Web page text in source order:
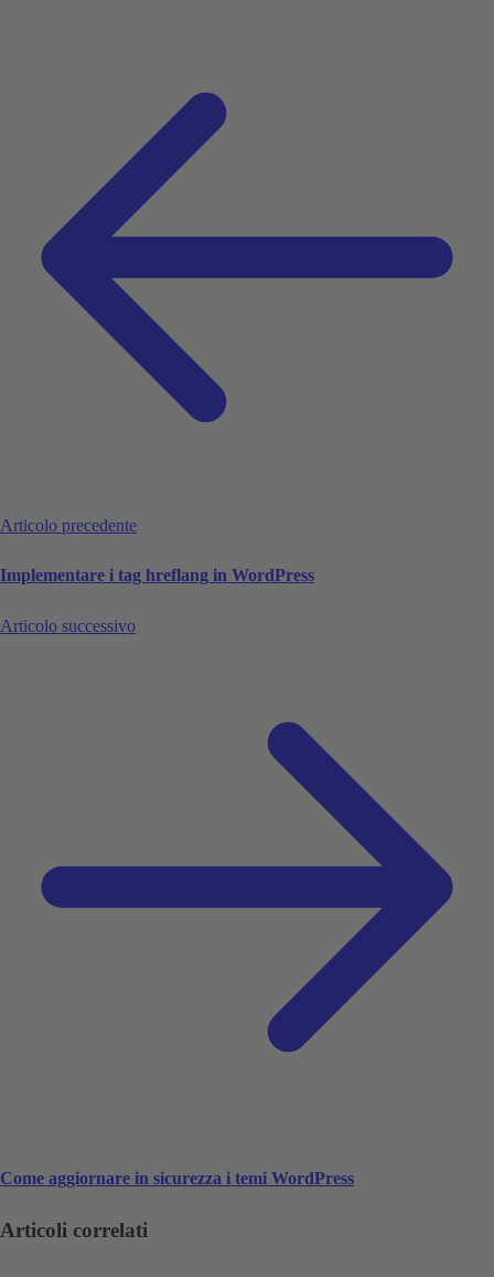
Articolo precedente
Implementare i tag hreflang in WordPress
Articolo successivo
Come aggiornare in sicurezza i temi WordPress
Articoli correlati